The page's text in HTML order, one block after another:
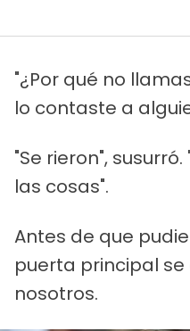
"¿Por qué no
lo contaste a
"Se rieron",
las cosas".
Antes de que
puerta principal
nosotros.